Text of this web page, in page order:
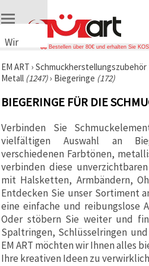
Wir
Cookies
🍪 Wir
Cookies
ähnliche
Technologien,
um das
ordnungsgemäße
Funktionieren
der Website
sicherzustellen,
Ihr
Nutzungserlebnis
zu
verbessern
und, mit
Ihrer
Einwilligung,
den
Bestellen über 80€ und erhalten Sie
EM ART › Schmuckherstellungszubehör
Metall (1247)› Biegeringe (172)
BIEGERINGE FÜR DIE
Verbinden Sie
vielfältigen Auswahl an
verschiedenen Farbtönen,
verbinden diese
mit Halsketten, Armbändern,
Entdecken Sie unser Sortiment
eine einfache und reibungslose
Oder stöbern Sie weiter und
Spaltringen, Schlüsselringen
EM ART möchten wir Ihnen alles
Ihre kreativen Ideen zu